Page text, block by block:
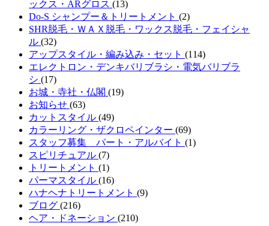
ックス・ARグロス (13)
Do-S シャンプー＆トリートメント (2)
SHR脱毛・ＷＡＸ脱毛・ワックス脱毛・フェイシャ
ル (32)
アップスタイル・編み込み・セット (114)
エレクトロン・デンキバリブラシ・電気バリブラ
シ (17)
お城・寺社・仏閣 (19)
お知らせ (63)
カットスタイル (49)
カラーリング・ザクロペインター (69)
スタッフ募集 パート・アルバイト (1)
スピリチュアル (7)
トリートメント (1)
パーマスタイル (16)
ハナヘナトリートメント (9)
ブログ (216)
ヘア・ドネーション (210)